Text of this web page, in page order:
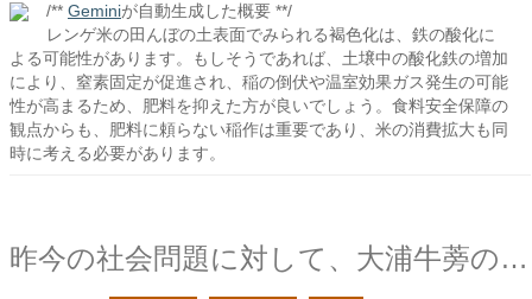
/** Geminiが自動生成した概要 **/
レンゲ米の田んぼの土表面でみられる褐色化は、鉄の酸化に
よる可能性があります。もしそうであれば、土壌中の酸化鉄の増加
により、窒素固定が促進され、稲の倒伏や温室効果ガス発生の可能
性が高まるため、肥料を抑えた方が良いでしょう。食料安全保障の
観点からも、肥料に頼らない稲作は重要であり、米の消費拡大も同
時に考える必要があります。
昨今の社会問題に対して、大浦牛蒡の持つ可能性に期待するの続き